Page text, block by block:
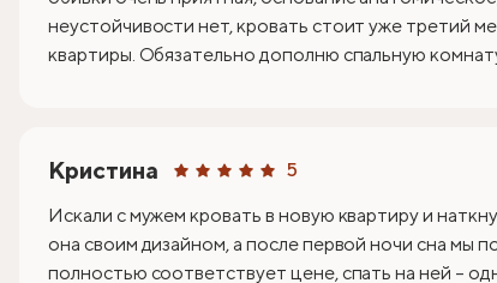
неустойчивости нет, кровать стоит уже третий
квартиры. Обязательно дополню спальную
Кристина 5
Искали с мужем кровать в новую квартиру и
она своим дизайном, а после первой ночи сна мы
полностью соответствует цене, спать на ней –